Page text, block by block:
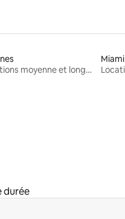
Locations moyenne et longue durée
Miami
durée